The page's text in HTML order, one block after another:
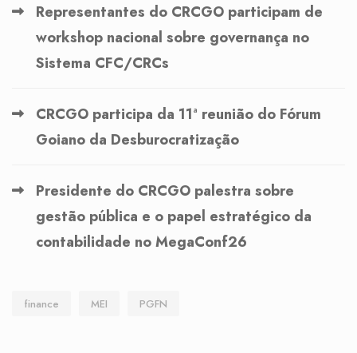
Representantes do CRCGO participam de
workshop nacional sobre governança no
Sistema CFC/CRCs
CRCGO participa da 11ª reunião do Fórum
Goiano da Desburocratização
Presidente do CRCGO palestra sobre
gestão pública e o papel estratégico da
contabilidade no MegaConf26
finance MEI PGFN